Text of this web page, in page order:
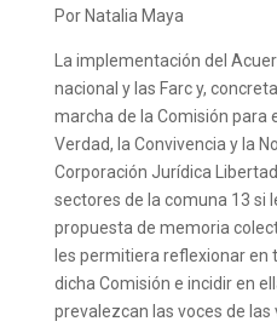
Por Natalia Maya
La implementación del
nacional y las Farc y,
marcha de la Comisión para
Verdad, la Convivencia y la
Corporación Jurídica
sectores de la comuna 13 si
propuesta de memoria
les permitiera reflexionar en
dicha Comisión e incidir en
prevalezcan las voces de